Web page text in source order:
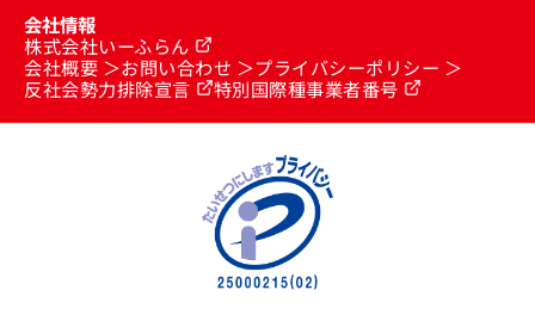
会社情報
株式会社いーふらん
会社概要
お問い合わせ
プライバシーポリシー
反社会勢力排除宣言
特別国際種事業者番号